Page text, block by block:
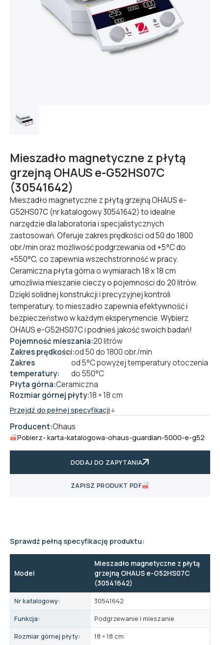
Mieszadło magnetyczne z płytą
grzejną OHAUS e-G52HS07C
(30541642)
Mieszadło magnetyczne z płytą grzejną OHAUS e-
G52HS07C (nr katalogowy 30541642) to idealne
narzędzie dla laboratoria i specjalistycznych
zastosowań. Oferuje zakres prędkości od 50 do 1800
obr./min oraz możliwość podgrzewania od +5°C do
+550°C, co zapewnia wszechstronność w pracy.
Ceramiczna płyta górna o wymiarach 18 x 18 cm
umożliwia mieszanie cieczy o pojemności do 20 litrów.
Dzięki solidnej konstrukcji i precyzyjnej kontroli
temperatury, to mieszadło zapewnia efektywność i
bezpieczeństwo w każdym eksperymencie. Wybierz
OHAUS e-G52HS07C i podnieś jakość swoich badań!
Pojemność mieszania:20 litrów
Zakres prędkości:od 50 do 1800 obr./min
Zakres
temperatury:
od 5°C powyżej temperatury otoczenia
do 550°C
Płyta górna:Ceramiczna
Rozmiar górnej płyty:18 × 18 cm
Przejdź do pełnej specyfikacji
Producent:Ohaus
Pobierz- karta-katalogowa-ohaus-guardian-5000-e-g52
DODAJ DO ZAPYTANIA
ZAPISZ PRODUKT PDF
Sprawdź pełną specyfikację produktu:
Model
Mieszadło magnetyczne z płytą
grzejną OHAUS e-G52HS07C
(30541642)
Nr katalogowy:
30541642
Funkcja:
Podgrzewanie i mieszanie
Rozmiar górnej płyty:
18 × 18 cm